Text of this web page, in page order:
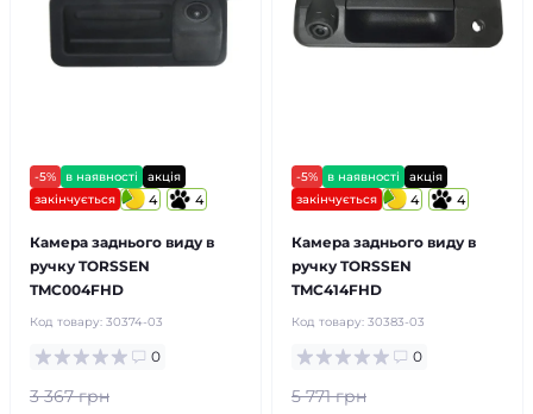
-5% в наявності
акція
закінчується
4 4
Камера заднього виду в
ручку TORSSEN
TMC004FHD
Код товару: 30374-03
0
3 367 грн
-5% в наявності
акція
закінчується
4 4
Камера заднього виду в
ручку TORSSEN
TMC414FHD
Код товару: 30383-03
0
5 771 грн